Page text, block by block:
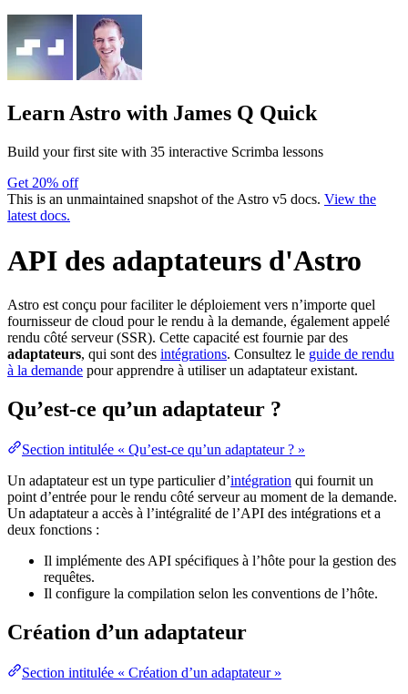
Learn Astro with James Q Quick
Build your first site with 35 interactive Scrimba lessons
Get 20% off
This is an unmaintained snapshot of the Astro v5 docs. View the
latest docs.
API des adaptateurs d'Astro
Astro est conçu pour faciliter le déploiement vers n’importe quel
fournisseur de cloud pour le rendu à la demande, également appelé
rendu côté serveur (SSR). Cette capacité est fournie par des
adaptateurs, qui sont des intégrations. Consultez le guide de rendu
à la demande pour apprendre à utiliser un adaptateur existant.
Qu’est-ce qu’un adaptateur ?
Section intitulée « Qu’est-ce qu’un adaptateur ? »
Un adaptateur est un type particulier d’intégration qui fournit un
point d’entrée pour le rendu côté serveur au moment de la demande.
Un adaptateur a accès à l’intégralité de l’API des intégrations et a
deux fonctions :
Il implémente des API spécifiques à l’hôte pour la gestion des
requêtes.
Il configure la compilation selon les conventions de l’hôte.
Création d’un adaptateur
Section intitulée « Création d’un adaptateur »